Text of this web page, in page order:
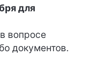
для
вопросе
документов.